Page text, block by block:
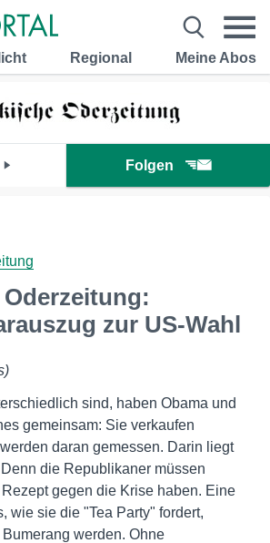
Regional Meine Abos
Folgen
zur US-Wahl
sind, haben Obama und
gemeinsam: Sie verkaufen
daran gemessen. Darin liegt
die Republikaner müssen
gegen die Krise haben. Eine
wie sie die "Tea Party" fordert,
werden. Ohne